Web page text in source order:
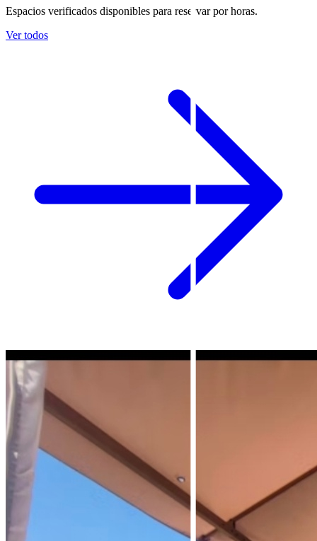
Espacios verificados disponibles para reservar por horas.
Ver todos